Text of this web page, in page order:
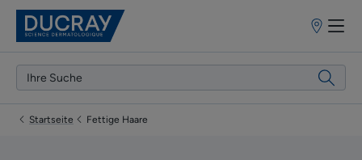
Startseite Fettige Haare